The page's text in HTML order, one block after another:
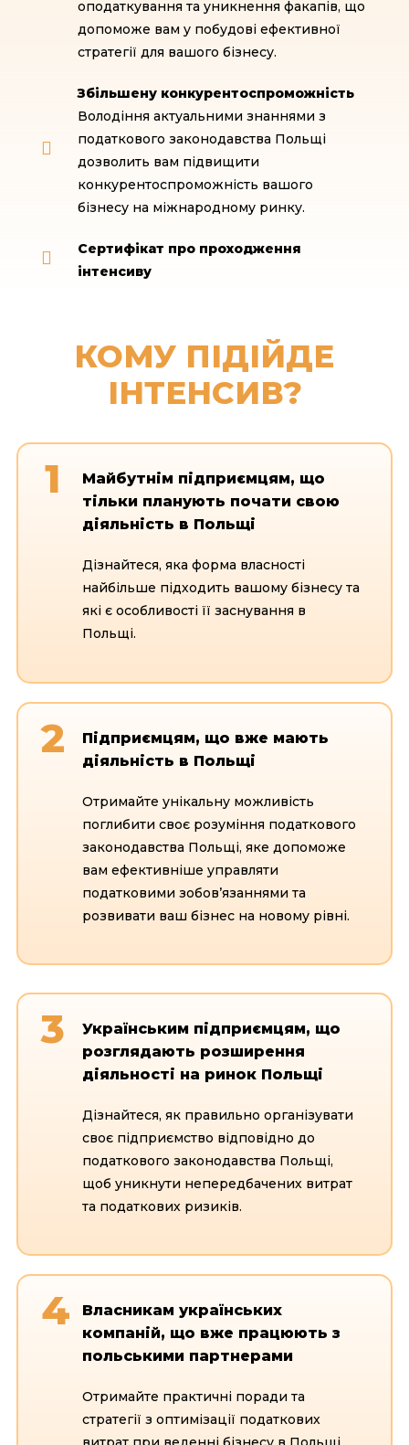
оподаткування та уникнення факапів, що
допоможе вам у побудові ефективної
стратегії для вашого бізнесу.
Збільшену конкурентоспроможність
Володіння актуальними знаннями з
податкового законодавства Польщі
дозволить вам підвищити
конкурентоспроможність вашого
бізнесу на міжнародному ринку.
Сертифікат про проходження
інтенсиву
КОМУ ПІДІЙДЕ
ІНТЕНСИВ?
1
Майбутнім підприємцям, що
тільки планують почати свою
діяльність в Польщі
Дізнайтеся, яка форма власності
найбільше підходить вашому бізнесу та
які є особливості її заснування в
Польщі.
2
Підприємцям, що вже мають
діяльність в Польщі
Отримайте унікальну можливість
поглибити своє розуміння податкового
законодавства Польщі, яке допоможе
вам ефективніше управляти
податковими зобов’язаннями та
розвивати ваш бізнес на новому рівні.
3
Українським підприємцям, що
розглядають розширення
діяльності на ринок Польщі
Дізнайтеся, як правильно організувати
своє підприємство відповідно до
податкового законодавства Польщі,
щоб уникнути непередбачених витрат
та податкових ризиків.
4
Власникам українських
компаній, що вже працюють з
польськими партнерами
Отримайте практичні поради та
стратегії з оптимізації податкових